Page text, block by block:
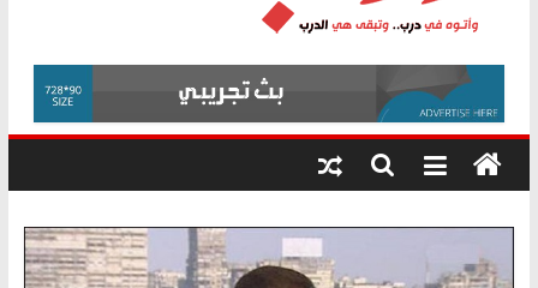
في الصحة” بالإسكندرية لرصد الانتهاكات
ودعم المرضى
الوزاري لمدينة الصحفيين.. وانتهاء أعمال
إنشاء المبنى الإداري
المجلس القومي لحقوق الإنسان يعلن
متابعة قضية الدكتور محمد زهران.. ويؤكد:
قرينة البراءة وضمانات المحاكمة العادلة
وأتوه
درب..
وتبقى
هي